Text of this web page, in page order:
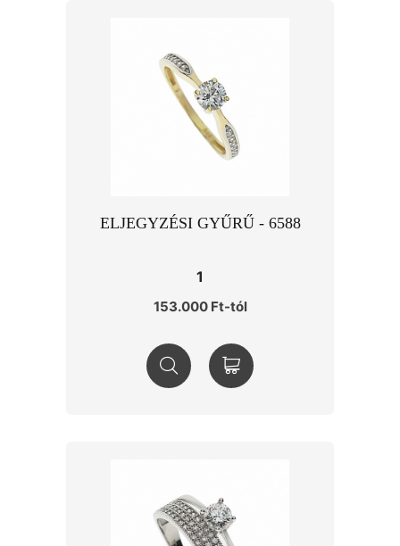
ELJEGYZÉSI GYŰRŰ - 6588
1
153.000 Ft-tól